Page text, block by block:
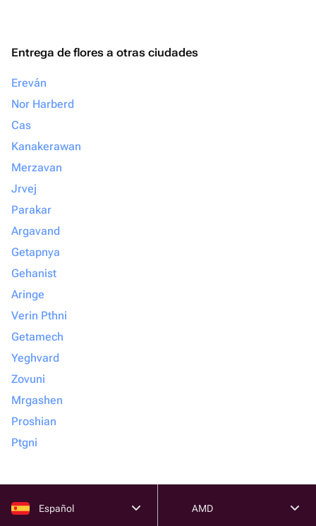
Entrega de flores a otras ciudades
Ereván
Nor Harberd
Cas
Kanakerawan
Merzavan
Jrvej
Parakar
Argavand
Getapnya
Gehanist
Aringe
Verin Pthni
Getamech
Yeghvard
Zovuni
Mrgashen
Proshian
Ptgni
Español AMD